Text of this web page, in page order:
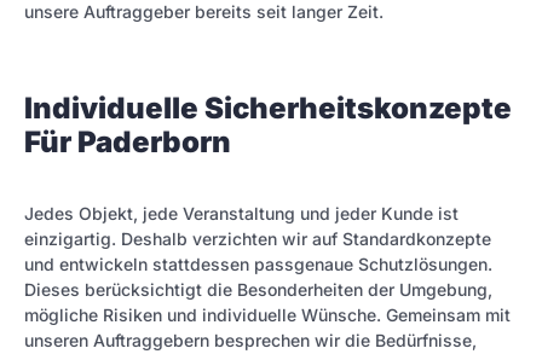
unsere Auftraggeber bereits seit langer Zeit.
Individuelle Sicherheitskonzepte
Für Paderborn
Jedes Objekt, jede Veranstaltung und jeder Kunde ist
einzigartig. Deshalb verzichten wir auf Standardkonzepte
und entwickeln stattdessen passgenaue Schutzlösungen.
Dieses berücksichtigt die Besonderheiten der Umgebung,
mögliche Risiken und individuelle Wünsche. Gemeinsam mit
unseren Auftraggebern besprechen wir die Bedürfnisse,